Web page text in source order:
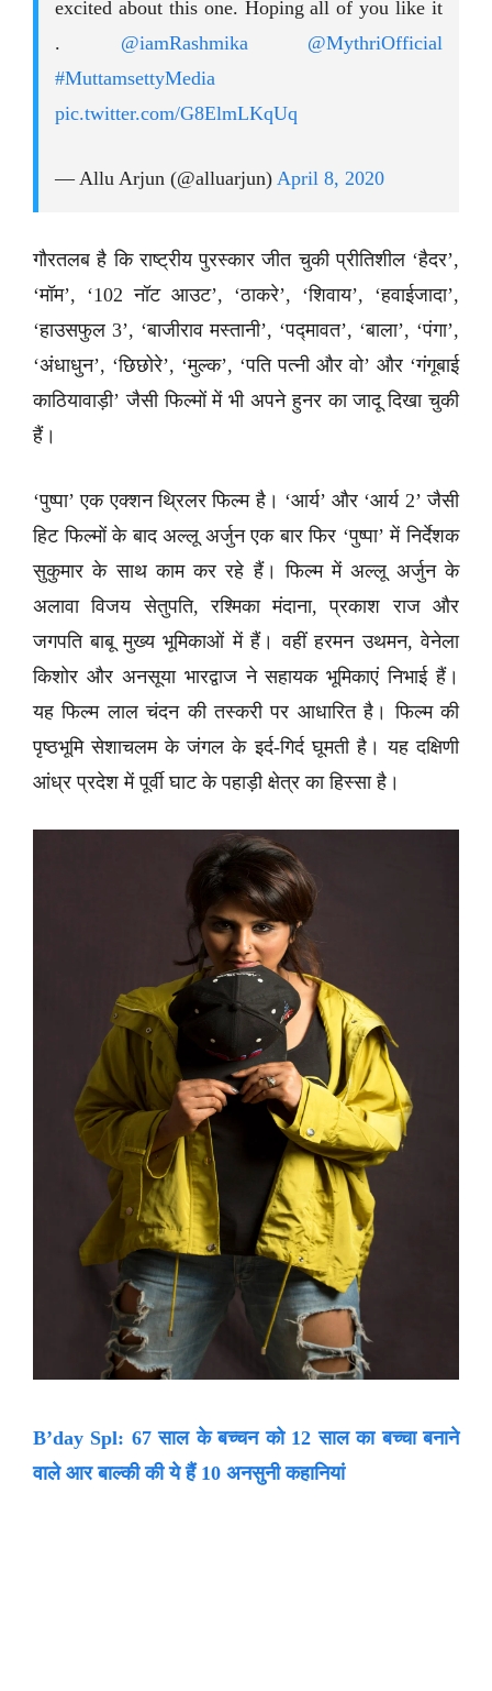
excited about this one. Hoping all of you like it
. @iamRashmika
@MythriOfficial
#MuttamsettyMedia
pic.twitter.com/G8ElmLKqUq
— Allu Arjun (@alluarjun) April 8, 2020
गौरतलब है कि राष्ट्रीय पुरस्कार जीत चुकी प्रीतिशील ‘हैदर’,
‘मॉम’, ‘102 नॉट आउट’, ‘ठाकरे’, ‘शिवाय’, ‘हवाईजादा’,
‘हाउसफुल 3’, ‘बाजीराव मस्तानी’, ‘पद्मावत’, ‘बाला’, ‘पंगा’,
‘अंधाधुन’, ‘छिछोरे’, ‘मुल्क’, ‘पति पत्नी और वो’ और ‘गंगूबाई
काठियावाड़ी’ जैसी फिल्मों में भी अपने हुनर का जादू दिखा चुकी
हैं।
‘पुष्पा’ एक एक्शन थ्रिलर फिल्म है। ‘आर्य’ और ‘आर्य 2’ जैसी
हिट फिल्मों के बाद अल्लू अर्जुन एक बार फिर ‘पुष्पा’ में निर्देशक
सुकुमार के साथ काम कर रहे हैं। फिल्म में अल्लू अर्जुन के
अलावा विजय सेतुपति, रश्मिका मंदाना, प्रकाश राज और
जगपति बाबू मुख्य भूमिकाओं में हैं। वहीं हरमन उथमन, वेनेला
किशोर और अनसूया भारद्वाज ने सहायक भूमिकाएं निभाई हैं।
यह फिल्म लाल चंदन की तस्करी पर आधारित है। फिल्म की
पृष्ठभूमि सेशाचलम के जंगल के इर्द-गिर्द घूमती है। यह दक्षिणी
आंध्र प्रदेश में पूर्वी घाट के पहाड़ी क्षेत्र का हिस्सा है।
B’day Spl: 67 साल के बच्चन को 12 साल का बच्चा बनाने
वाले आर बाल्की की ये हैं 10 अनसुनी कहानियां